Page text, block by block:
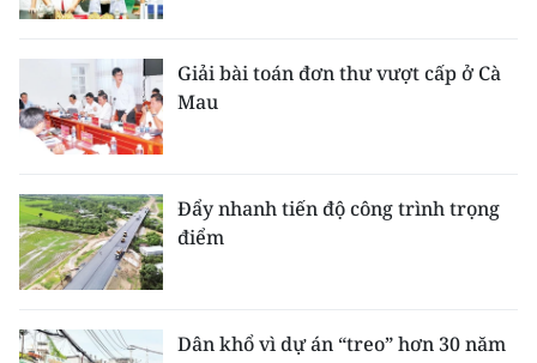
Giải bài toán đơn thư vượt cấp ở Cà
Mau
Đẩy nhanh tiến độ công trình trọng
điểm
Dân khổ vì dự án “treo” hơn 30 năm